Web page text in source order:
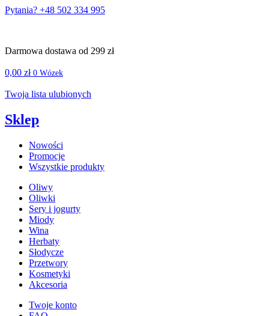
Pytania? +48 502 334 995
Darmowa dostawa od 299 zł
0,00 zł 0 Wózek
Twoja lista ulubionych
Sklep
Nowości
Promocje
Wszystkie produkty
Oliwy
Oliwki
Sery i jogurty
Miody
Wina
Herbaty
Słodycze
Przetwory
Kosmetyki
Akcesoria
Twoje konto